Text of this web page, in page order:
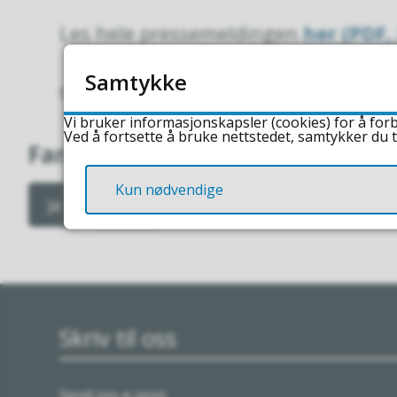
Les hele pressemeldingenher
Sist endret 23.06.2026 10.17
Fant du det du lette etter?
Ja
Skriv til oss
Samtykke
Vi bruker informasjonskapsler (cookies) for å
Ved å fortsette å bruke nettstedet, samtykker
Kun nødvendige